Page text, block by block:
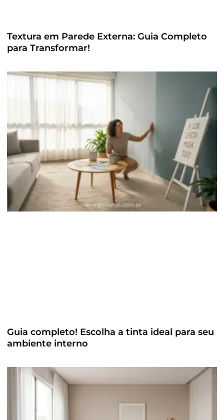
Textura em Parede Externa: Guia Completo
para Transformar!
Guia completo! Escolha a tinta ideal para seu
ambiente interno